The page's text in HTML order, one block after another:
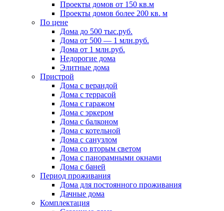
Проекты домов от 150 кв.м
Проекты домов более 200 кв. м
По цене
Дома до 500 тыс.руб.
Дома от 500 — 1 млн.руб.
Дома от 1 млн.руб.
Недорогие дома
Элитные дома
Пристрой
Дома с верандой
Дома с террасой
Дома с гаражом
Дома с эркером
Дома с балконом
Дома с котельной
Дома с санузлом
Дома со вторым светом
Дома с панорамными окнами
Дома с баней
Период проживания
Дома для постоянного проживания
Дачные дома
Комплектация